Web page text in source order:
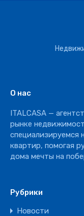
Ресторан
О нас
ITALCASA —
рынке
специализируемся
квартир, помогая
дома мечты на
Рубрики
Новости